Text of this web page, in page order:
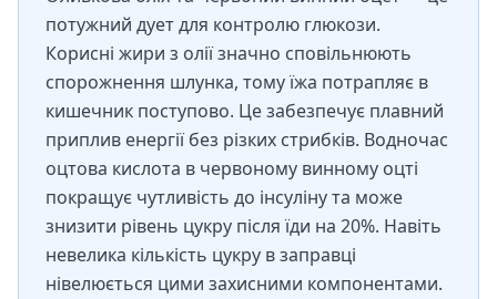
потужний дует для контролю глюкози.
Корисні жири з олії значно сповільнюють
спорожнення шлунка, тому їжа потрапляє в
кишечник поступово. Це забезпечує плавний
приплив енергії без різких стрибків. Водночас
оцтова кислота в червоному винному оцті
покращує чутливість до інсуліну та може
знизити рівень цукру після їди на 20%. Навіть
невелика кількість цукру в заправці
нівелюється цими захисними компонентами.